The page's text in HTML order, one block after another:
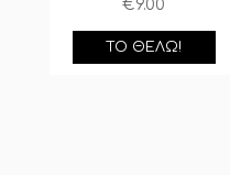
€9.00
ΤΟ ΘΈΛΩ!